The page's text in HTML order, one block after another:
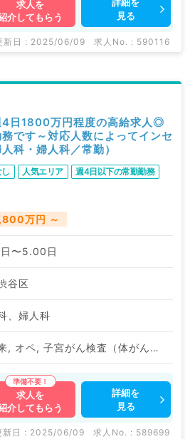
求人を
介してもらう
見る
新日 : 2025/06/09 求人No. : 590116
4日1800万円程度の高給求人◎
です～対応人数によってインセ
科・婦人科／常勤）
人気エリア
週4日以下の常勤勤務
万円 ～
〜5.00日
谷区
、婦人科
一般外来, オペ, 子宮がん検査（体がん）, 子宮がん検査（頚がん）, その他, その他, その他, 予防接種
求人を
介してもらう
詳細を
見る
新日 : 2025/06/09 求人No. : 589699